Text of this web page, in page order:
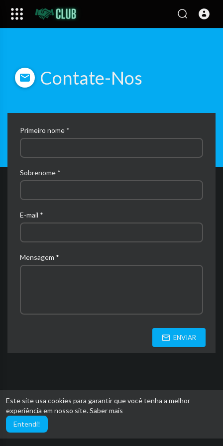
Este site usa cookies para garantir que você tenha a melhor
experiência em nosso site.Saber mais
Entendi!
Contate-Nos
Primeiro nome *
Sobrenome *
E-mail *
Mensagem *
ENVIAR